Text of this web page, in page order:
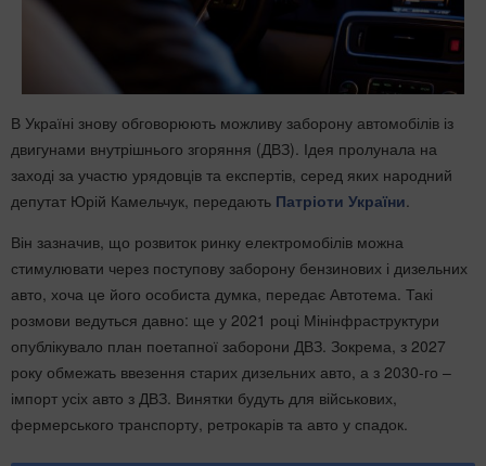
В Україні знову обговорюють можливу заборону автомобілів із
двигунами внутрішнього згоряння (ДВЗ). Ідея пролунала на
заході за участю урядовців та експертів, серед яких народний
депутат Юрій Камельчук, передають Патріоти України
Він зазначив, що розвиток ринку електромобілів можна
стимулювати через поступову заборону бензинових і дизельних
авто, хоча це його особиста думка, передає Автотема. Такі
розмови ведуться давно: ще у 2021 році Мінінфраструктури
опублікувало план поетапної заборони ДВЗ. Зокрема, з 2027
року обмежать ввезення старих дизельних авто, а з 2030-го –
імпорт усіх авто з ДВЗ. Винятки будуть для військових,
фермерського транспорту, ретрокарів та авто у спадок.